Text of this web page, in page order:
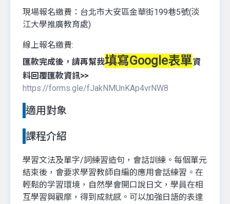
現場報名繳費：台北市大安區金華街199巷5號(淡
江大學推廣教育處)
線上報名繳費:
匯款完成後，請再幫我填寫Google表單資
料回覆匯款資訊>>
https://forms.gle/fJakNMUnKAp4vrNW8
適用對象
課程介紹
學習文法及單字/詞練習造句，會話訓練。每個單元
結束後，會要求學習教師自編的應用會話練習。在
輕鬆的学習環境，自然學會開口說日文，學員在相
互學習與觀摩，得到成就感。可以加強日語的表達